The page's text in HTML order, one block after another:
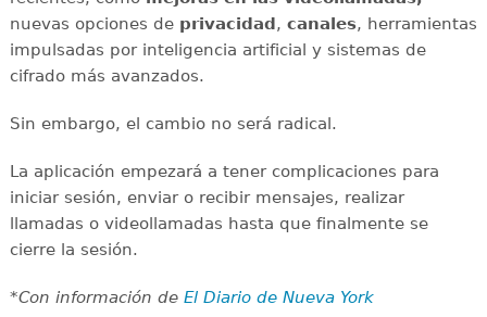
nuevas opciones de privacidad, canales, herramientas
impulsadas por inteligencia artificial y sistemas de
cifrado más avanzados.
Sin embargo, el cambio no será radical.
La aplicación empezará a tener complicaciones para
iniciar sesión, enviar o recibir mensajes, realizar
llamadas o videollamadas hasta que finalmente se
cierre la sesión.
*Con información de El Diario de Nueva York